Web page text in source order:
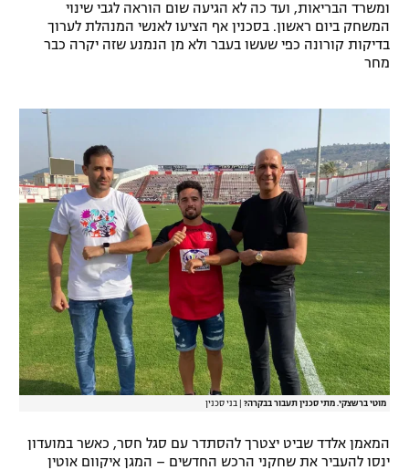
ומשרד הבריאות, ועד כה לא הגיעה שום הוראה לגבי שינוי
המשחק ביום ראשון. בסכנין אף הציעו לאנשי המנהלת לערוך
בדיקות קורונה כפי שעשו בעבר ולא מן הנמנע שזה יקרה כבר
מחר
מוטי ברשצקי. מתי סכנין תעבור בבקרה? בני סכנין
המאמן אלדד שביט יצטרך להסתדר עם סגל חסר, כאשר במועדון
ינסו להעביר את שחקני הרכש החדשים – המגן איקוום אוטין